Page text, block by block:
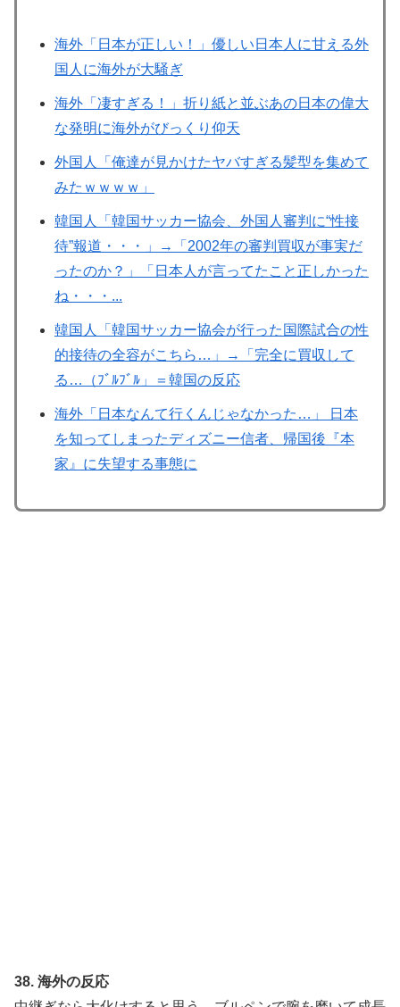
海外「日本が正しい！」優しい日本人に甘える外
国人に海外が大騒ぎ
海外「凄すぎる！」折り紙と並ぶあの日本の偉大
な発明に海外がびっくり仰天
外国人「俺達が見かけたヤバすぎる髪型を集めて
みたｗｗｗｗ」
韓国人「韓国サッカー協会、外国人審判に“性接
待”報道・・・」→「2002年の審判買収が事実だ
ったのか？」「日本人が言ってたこと正しかった
ね・・・...
韓国人「韓国サッカー協会が行った国際試合の性
的接待の全容がこちら…」→「完全に買収して
る…（ﾌﾞﾙﾌﾞﾙ」＝韓国の反応
海外「日本なんて行くんじゃなかった…」 日本
を知ってしまったディズニー信者、帰国後『本
家』に失望する事態に
38. 海外の反応